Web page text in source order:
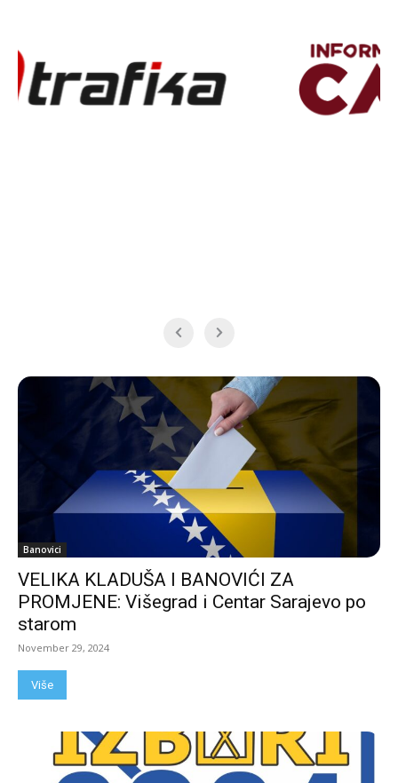
Banovici
VELIKA KLADUŠA I BANOVIĆI ZA
PROMJENE: Višegrad i Centar Sarajevo po
starom
November 29, 2024
Više